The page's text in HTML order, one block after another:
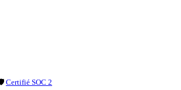
Certifié SOC 2